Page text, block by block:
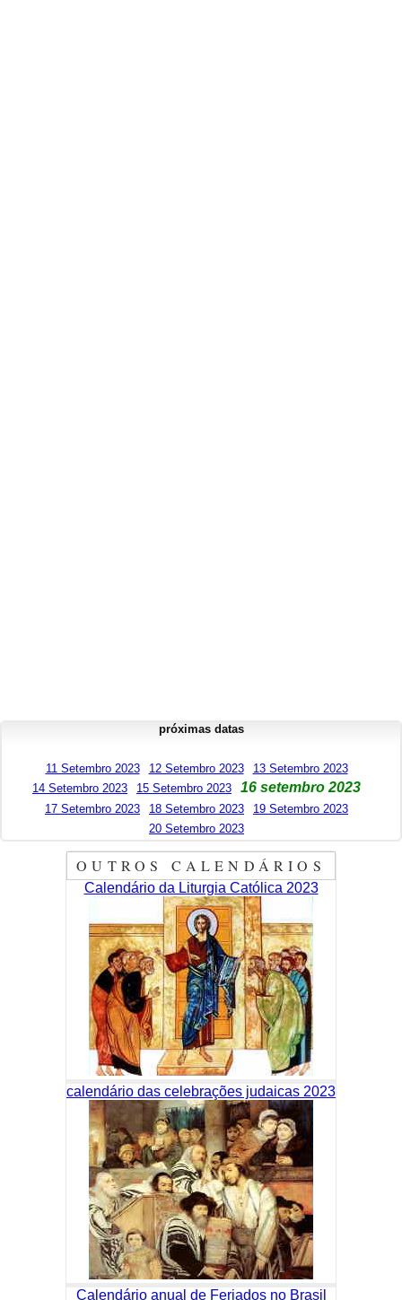
próximas datas
11 Setembro 2023 12 Setembro 2023
13 Setembro 2023
14 Setembro 2023
15 Setembro 2023 16 setembro 2023
17 Setembro 2023 18 Setembro 2023
19 Setembro 2023
20 Setembro 2023
OUTROS CALENDÁRIOS
Calendário da Liturgia Católica 2023
calendário das celebrações judaicas 2023
Calendário anual de Feriados no Brasil